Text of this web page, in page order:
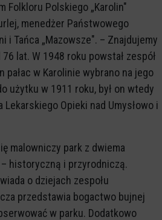
Folkloru Polskiego „Karolin"
menedżer Państwowego
i Tańca „Mazowsze". – Znajdujemy
lat. W 1948 roku powstał zespół
pałac w Karolinie wybrano na jego
użytku w 1911 roku, był on wtedy
Opieki nad Umysłowo i
malowniczy park z dwiema
historyczną i przyrodniczą.
o dziejach zespołu
przedstawia bogactwo bujnej
w parku. Dodatkowo